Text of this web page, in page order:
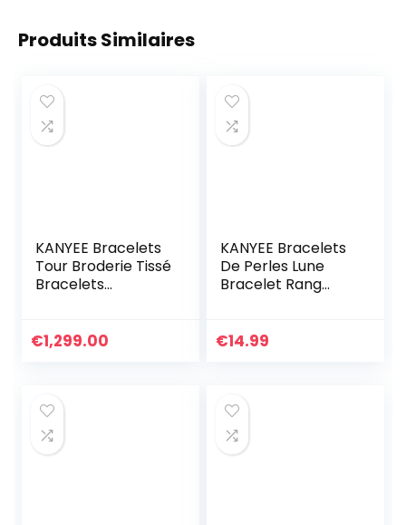
Produits Similaires
KANYEE Bracelets
Tour Broderie Tissé
Bracelets
Charm D’amitié
€1,299.00
KANYEE Bracelets
De Perles Lune
Bracelet Rang
La Main Pour
€14.99